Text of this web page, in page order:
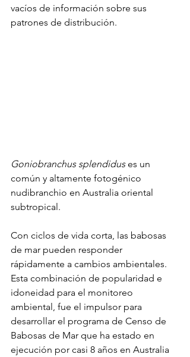
vacíos de información sobre sus
patrones de distribución.
Goniobranchus splendidus es un
común y altamente fotogénico
nudibranchio en Australia oriental
subtropical.
Con ciclos de vida corta, las babosas
de mar pueden responder
rápidamente a cambios ambientales.
Esta combinación de popularidad e
idoneidad para el monitoreo
ambiental, fue el impulsor para
desarrollar el programa de Censo de
Babosas de Mar que ha estado en
ejecución por casi 8 años en Australia